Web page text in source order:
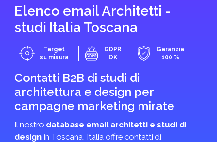
Elenco email Architetti -
studi Italia Toscana
Target
su misura
GDPR
OK
Garanzia
100 %
Contatti B2B di studi di
architettura e design per
campagne marketing mirate
Il nostro database email architetti e studi di
design in Toscana, Italia offre contatti di